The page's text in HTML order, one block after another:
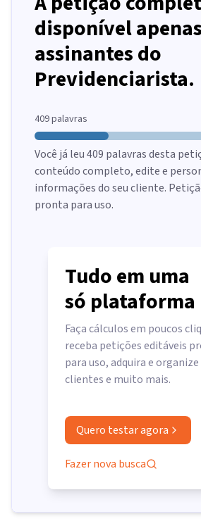
disponível
assinantes do
Previdenciarista.
409palavras
Você já leu409 palavras desta
conteúdo completo, edite e
informações do seu cliente.
pronta para uso.
Tudo em uma
só plataforma
Faça cálculos em poucos
receba petições editáveis
para uso, adquira e organize
clientes e muito mais.
Quero testar agora
Fazer nova busca